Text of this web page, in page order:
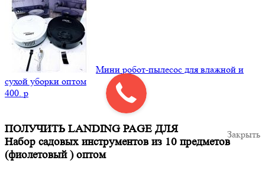
Мини робот-пылесос для влажной и
сухой уборки оптом
400. p
Закрыть
ПОЛУЧИТЬ LANDING PAGE ДЛЯ
Набор садовых инструментов из 10 предметов
(фиолетовый ) оптом